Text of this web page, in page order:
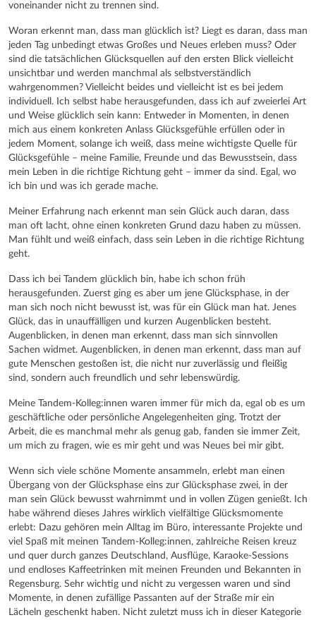
voneinander nicht zu trennen sind.
Woran erkennt man, dass man glücklich ist? Liegt es daran, dass man
jeden Tag unbedingt etwas Großes und Neues erleben muss? Oder
sind die tatsächlichen Glücksquellen auf den ersten Blick vielleicht
unsichtbar und werden manchmal als selbstverständlich
wahrgenommen? Vielleicht beides und vielleicht ist es bei jedem
individuell. Ich selbst habe herausgefunden, dass ich auf zweierlei Art
und Weise glücklich sein kann: Entweder in Momenten, in denen
mich aus einem konkreten Anlass Glücksgefühle erfüllen oder in
jedem Moment, solange ich weiß, dass meine wichtigste Quelle für
Glücksgefühle – meine Familie, Freunde und das Bewusstsein, dass
mein Leben in die richtige Richtung geht – immer da sind. Egal, wo
ich bin und was ich gerade mache.
Meiner Erfahrung nach erkennt man sein Glück auch daran, dass
man oft lacht, ohne einen konkreten Grund dazu haben zu müssen.
Man fühlt und weiß einfach, dass sein Leben in die richtige Richtung
geht.
Dass ich bei Tandem glücklich bin, habe ich schon früh
herausgefunden. Zuerst ging es aber um jene Glücksphase, in der
man sich noch nicht bewusst ist, was für ein Glück man hat. Jenes
Glück, das in unauffälligen und kurzen Augenblicken besteht.
Augenblicken, in denen man erkennt, dass man sich sinnvollen
Sachen widmet. Augenblicken, in denen man erkennt, dass man auf
gute Menschen gestoßen ist, die nicht nur zuverlässig und fleißig
sind, sondern auch freundlich und sehr lebenswürdig.
Meine Tandem-Kolleg:innen waren immer für mich da, egal ob es um
geschäftliche oder persönliche Angelegenheiten ging. Trotzt der
Arbeit, die es manchmal mehr als genug gab, fanden sie immer Zeit,
um mich zu fragen, wie es mir geht und was Neues bei mir gibt.
Wenn sich viele schöne Momente ansammeln, erlebt man einen
Übergang von der Glücksphase eins zur Glücksphase zwei, in der
man sein Glück bewusst wahrnimmt und in vollen Zügen genießt. Ich
habe während dieses Jahres wirklich vielfältige Glücksmomente
erlebt: Dazu gehören mein Alltag im Büro, interessante Projekte und
viel Spaß mit meinen Tandem-Kolleg:innen, zahlreiche Reisen kreuz
und quer durch ganzes Deutschland, Ausflüge, Karaoke-Sessions
und endloses Kaffeetrinken mit meinen Freunden und Bekannten in
Regensburg. Sehr wichtig und nicht zu vergessen waren und sind
Momente, in denen zufällige Passanten auf der Straße mir ein
Lächeln geschenkt haben. Nicht zuletzt muss ich in dieser Kategorie